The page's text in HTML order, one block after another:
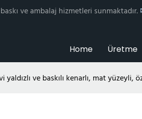
ve ambalaj hizmetleri sunmaktadır.
Home Üretme
yaldızlı ve baskılı kenarlı, mat yüzeyli,